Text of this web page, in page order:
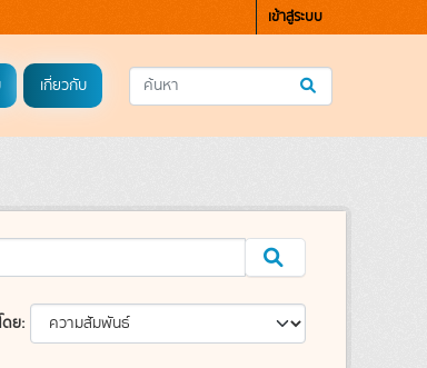
เข้าสู่ระบบ
เกี่ยวกับ
ดย